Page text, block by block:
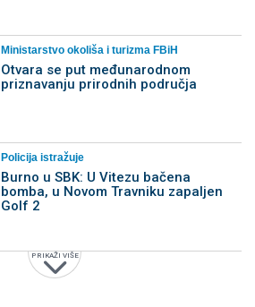
Ministarstvo okoliša i turizma FBiH
Otvara se put međunarodnom
priznavanju prirodnih područja
Policija istražuje
Burno u SBK: U Vitezu bačena
bomba, u Novom Travniku zapaljen
Golf 2
PRIKAŽI VIŠE